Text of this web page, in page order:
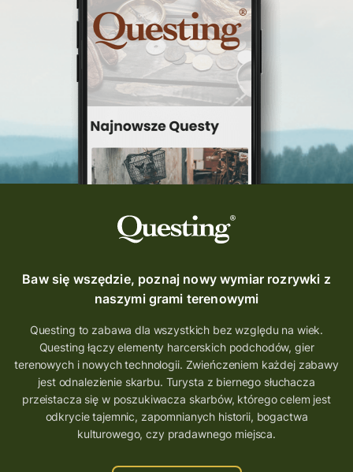
questinggryterenowe
Questing Świętokrzyskie
questing śląskie
Quest Szlak Przygody
przygoda
nowy quest
najlepsze questy
wycieczki
turystyka przygodowa
Szlak Przygody
szkolenie
szkło
scieżka questingowa
questy w Polsce
questujznami
QUESTOMANIA
questing.pl
Quest Koziołek Matołek
gra miejska
co zobaczyć na Śląsku
aplikacja questy
aplikacja gry terenowe
wielkopolskie questy
wakacje z questami
trenerzy questingu
szkolenie tworzenie questów
szkolenie questing
Stefan Żeromski
Baw się wszędzie, poznaj nowy wymiar rozrywki z
naszymi grami terenowymi
Questing to zabawa dla wszystkich bez względu na wiek.
Questing łączy elementy harcerskich podchodów, gier
terenowych i nowych technologii. Zwieńczeniem każdej zabawy
jest odnalezienie skarbu. Turysta z biernego słuchacza
przeistacza się w poszukiwacza skarbów, którego celem jest
odkrycie tajemnic, zapomnianych historii, bogactwa
kulturowego, czy pradawnego miejsca.